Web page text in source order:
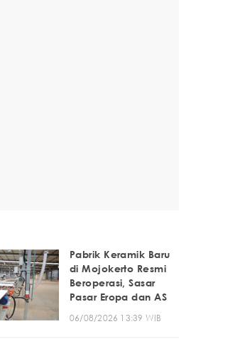
Pabrik Keramik Baru
di Mojokerto Resmi
Beroperasi, Sasar
Pasar Eropa dan AS
06/08/2026 13:39 WIB